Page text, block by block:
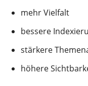
mehr Vielfalt
bessere
stärkere
höhere